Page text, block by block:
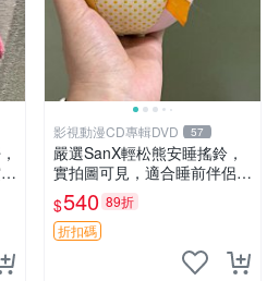
影視動漫CD專輯DVD 57
嚴選SanX輕松熊安睡搖鈴，
實拍圖可見，適合睡前伴侶，
Picks安撫好物 0325 懸吊 電
腦
$540 89折
折扣碼